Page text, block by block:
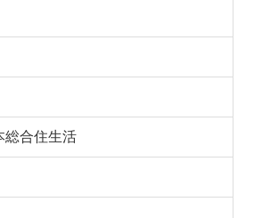
総合住生活